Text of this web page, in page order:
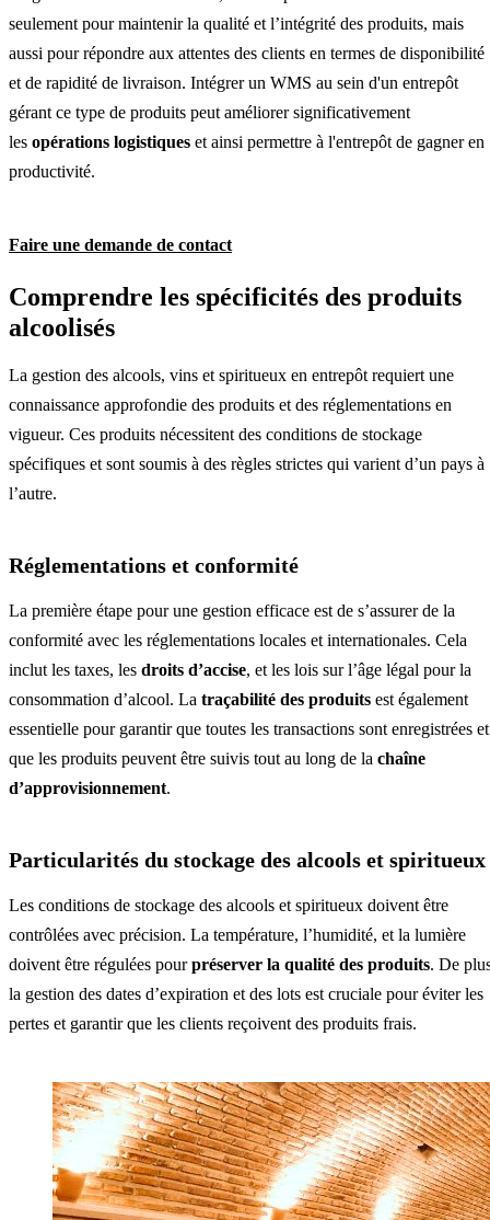
seulement pour maintenir la qualité et l’intégrité des produits, mais
aussi pour répondre aux attentes des clients en termes de disponibilité
et de rapidité de livraison. Intégrer un WMS au sein d'un entrepôt
gérant ce type de produits peut améliorer significativement
les opérations logistiques et ainsi permettre à l'entrepôt de gagner en
productivité.
Faire une demande de contact
Comprendre les spécificités des produits
alcoolisés
La gestion des alcools, vins et spiritueux en entrepôt requiert une
connaissance approfondie des produits et des réglementations en
vigueur. Ces produits nécessitent des conditions de stockage
spécifiques et sont soumis à des règles strictes qui varient d’un pays à
l’autre.
Réglementations et conformité
La première étape pour une gestion efficace est de s’assurer de la
conformité avec les réglementations locales et internationales. Cela
inclut les taxes, les droits d’accise, et les lois sur l’âge légal pour la
consommation d’alcool. La traçabilité des produits est également
essentielle pour garantir que toutes les transactions sont enregistrées et
que les produits peuvent être suivis tout au long de la chaîne
d’approvisionnement.
Particularités du stockage des alcools et spiritueux
Les conditions de stockage des alcools et spiritueux doivent être
contrôlées avec précision. La température, l’humidité, et la lumière
doivent être régulées pourpréserver la qualité des produits. De
la gestion des dates d’expiration et des lots est cruciale pour éviter les
pertes et garantir que les clients reçoivent des produits frais.